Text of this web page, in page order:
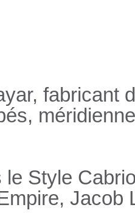
fabricant
Style
Jacob